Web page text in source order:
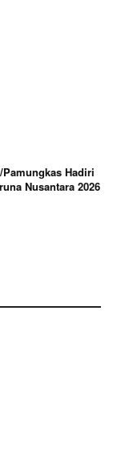
Pamungkas Hadiri
Nusantara 2026